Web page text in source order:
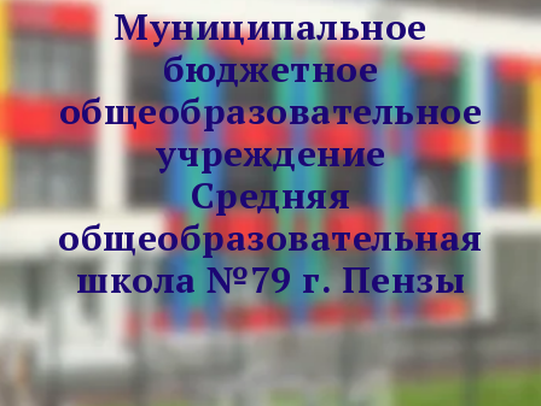
Муниципальное
бюджетное
общеобразовательное
учреждение
Средняя
общеобразовательная
школа №79 г. Пензы